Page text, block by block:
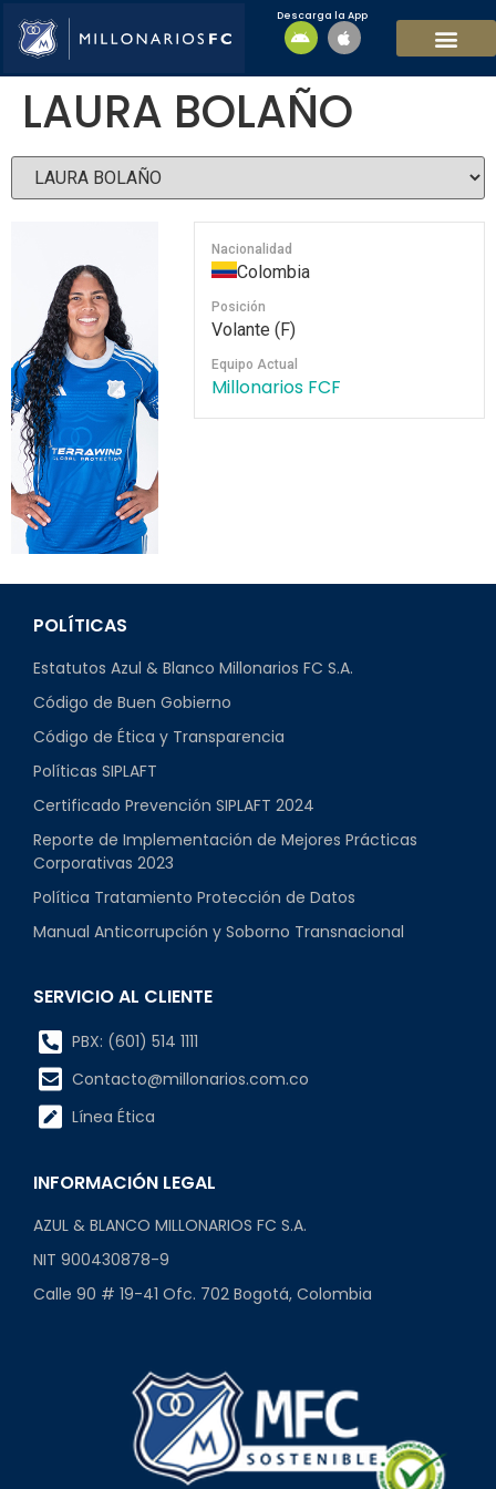
Descarga la App
LAURA BOLAÑO
Nacionalidad
Colombia
Posición
Volante (F)
Equipo Actual
Millonarios FCF
POLÍTICAS
Estatutos Azul & Blanco Millonarios FC S.A.
Código de Buen Gobierno
Código de Ética y Transparencia
Políticas SIPLAFT
Certificado Prevención SIPLAFT 2024
Reporte de Implementación de Mejores Prácticas
Corporativas 2023
Política Tratamiento Protección de Datos
Manual Anticorrupción y Soborno Transnacional
SERVICIO AL CLIENTE
PBX: (601) 514 1111
Contacto@millonarios.com.co
Línea Ética
INFORMACIÓN LEGAL
AZUL & BLANCO MILLONARIOS FC S.A.
NIT 900430878-9
Calle 90 # 19-41 Ofc. 702 Bogotá, Colombia